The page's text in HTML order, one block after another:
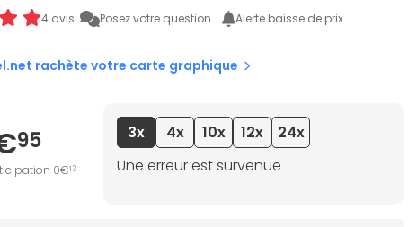
4 avis Posez votre question Alerte baisse de prix
rachète votre carte graphique
95
0€13
3x 4x 10x 12x
24x
Une erreur est survenue